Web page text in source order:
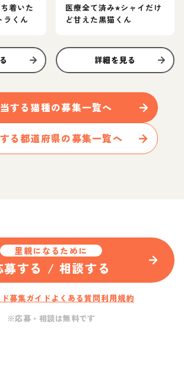
着いた
ラくん
医療全て済み⭐︎シャイだけ
ど甘えた黒猫くん
詳細を見る
する 猫種の募集一覧へ
る都道府県の募集一覧へ
里親になるために
募する / 相談する
募集ガイド よくある質問利用規約
※応募・相談は無料です